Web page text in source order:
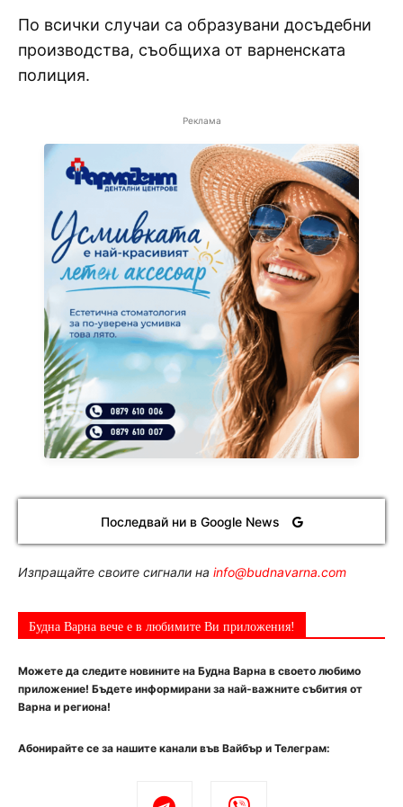
По всички случаи са образувани досъдебни
производства, съобщиха от варненската
полиция.
Реклама
Последвай ни в Google News
Изпращайте своите сигнали на info@budnavarna.com
Будна Варна вече е в любимите Ви приложения!
Можете да следите новините на Будна Варна в своето любимо
приложение! Бъдете информирани за най-важните събития от
Варна и региона!
Абонирайте се за нашите канали във Вайбър и Телеграм: